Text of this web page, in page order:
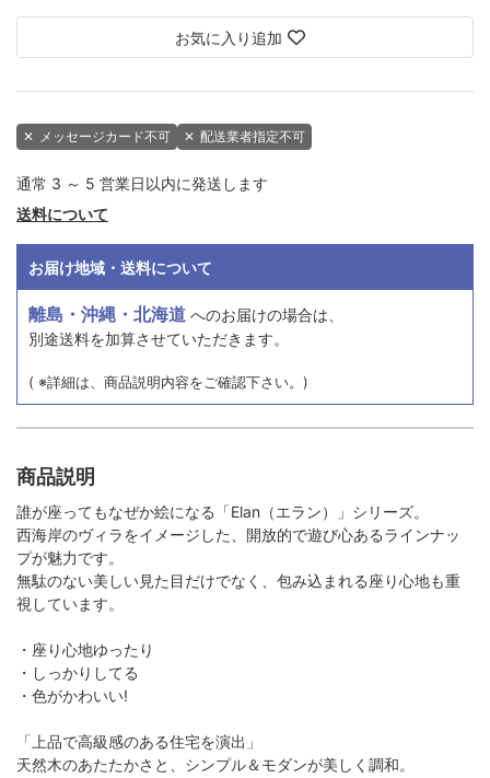
お気に入り追加
✕ メッセージカード不可 ✕ 配送業者指定不可
通常 3 ～ 5 営業日以内に発送します
送料について
お届け地域・送料について
離島・沖縄・北海道 へのお届けの場合は、
別途送料を加算させていただきます。
( ※詳細は、商品説明内容をご確認下さい。)
商品説明
誰が座ってもなぜか絵になる「Elan（エラン）」シリーズ。
西海岸のヴィラをイメージした、開放的で遊び心あるラインナッ
プが魅力です。
無駄のない美しい見た目だけでなく、包み込まれる座り心地も重
視しています。
・座り心地ゆったり
・しっかりしてる
・色がかわいい!
「上品で高級感のある住宅を演出」
天然木のあたたかさと、シンプル＆モダンが美しく調和。